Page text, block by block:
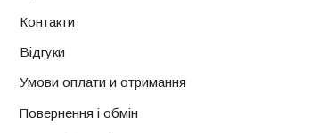
Контакти
Відгуки
Умови оплати и отримання
Повернення і обмін